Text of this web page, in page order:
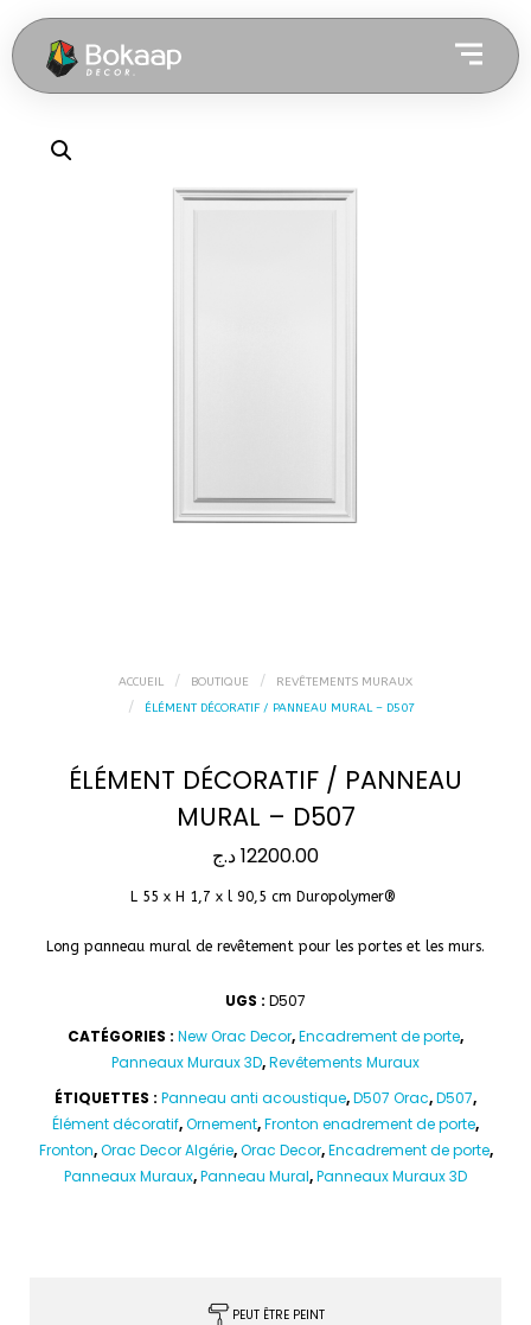
ACCUEIL BOUTIQUE
REVÊTEMENTS MURAUX
ÉLÉMENT DÉCORATIF / PANNEAU MURAL – D507
ÉLÉMENT DÉCORATIF / PANNEAU
MURAL – D507
12200.00د.ج
L 55 x H 1,7 x l 90,5 cm Duropolymer® ‎
Long panneau mural de revêtement pour les portes et les murs.
UGS : D507
CATÉGORIES : New Orac Decor,Encadrement de porte,
Panneaux Muraux 3D,Revêtements Muraux
ÉTIQUETTES : Panneau anti acoustique,D507 Orac,D507,
Élément décoratif,Ornement,Fronton enadrement de porte,
Fronton,Orac Decor Algérie,Orac Decor,Encadrement de porte,
Panneaux Muraux,Panneau Mural,Panneaux Muraux 3D
PEUT ÊTRE PEINT